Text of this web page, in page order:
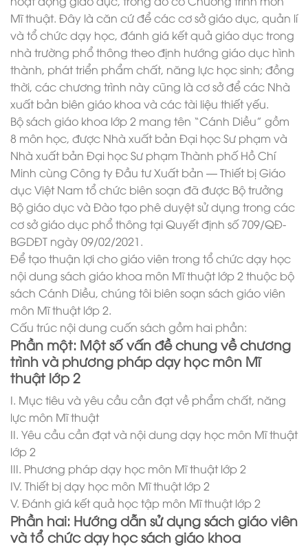
Mĩ thuật. Đây là căn cứ để các cơ sở giáo dục, quản lí
và tổ chức dạy học, đánh giá kết quả giáo dục trong
nhà trường phổ thông theo định hướng giáo dục hình
thành, phát triển phẩm chất, năng lực học sinh; đồng
thời, các chương trình này cũng là cơ sở để các Nhà
xuất bản biên giáo khoa và các tài liệu thiết yếu.
Bộ sách giáo khoa lớp 2 mang tên “Cánh Diều” gồm
8 môn học, được Nhà xuất bản Đại học Sư phạm và
Nhà xuất bản Đại học Sư phạm Thành phố Hồ Chí
Minh cùng Công ty Đầu tư Xuất bản — Thiết bị Giáo
dục Việt Nam tổ chức biên soạn đã được Bộ trưởng
Bộ giáo dục và Đào tạo phê duyệt sử dụng trong các
cơ sở giáo dục phổ thông tại Quyết định số 709/QĐ-
BGDĐT ngày 09/02/2021.
Để tạo thuận lợi cho giáo viên trong tổ chức dạy học
nội dung sách giáo khoa môn Mĩ thuật lớp 2 thuộc bộ
sách Cánh Diều, chúng tôi biên soạn sách giáo viên
môn Mĩ thuật lớp 2.
Cấu trúc nội dung cuốn sách gồm hai phần:
Phần một: Một số vấn đề chung về chương
trình và phương pháp dạy học môn Mĩ
thuật lớp 2
I. Mục tiêu và yêu cầu cần đạt về phẩm chất, năng
lực môn Mĩ thuật
II. Yêu cầu cần đạt và nội dung dạy học môn Mĩ thuật
lớp 2
III. Phương pháp dạy học môn Mĩ thuật lớp 2
IV. Thiết bị dạy học môn Mĩ thuật lớp 2
V. Đánh giá kết quả học tập môn Mĩ thuật lớp 2
Phần hai: Hướng dẫn sử dụng sách giáo viên
và tổ chức dạy học sách giáo khoa